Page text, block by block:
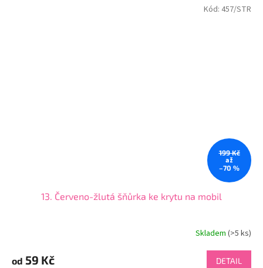
199 Kč
až
–70 %
13. Červeno-žlutá šňůrka ke krytu na mobil
Skladem (>5 ks)
od 59 Kč DETAIL
Kód: 457/STR